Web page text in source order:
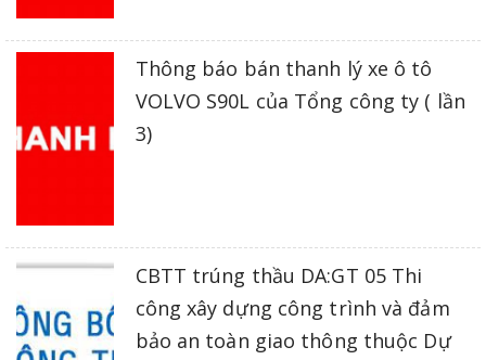
Thông báo bán thanh lý xe ô tô
VOLVO S90L của Tổng công ty ( lần
3)
CBTT trúng thầu DA:GT 05 Thi
công xây dựng công trình và đảm
bảo an toàn giao thông thuộc Dự